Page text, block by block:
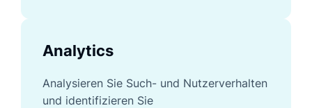
Analytics
Analysieren Sie Such- und Nutzerverhalten
und identifizieren Sie